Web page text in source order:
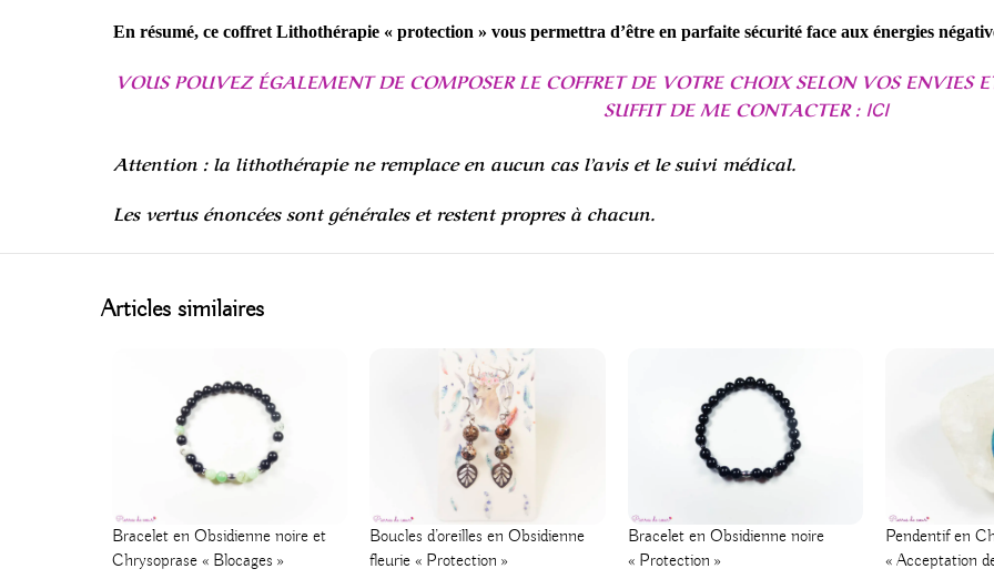
En résumé, ce coffret Lithothérapie « protection » vous permettra d’être en parfaite sécurité face aux énergies
VOUS POUVEZ ÉGALEMENT DE COMPOSER LE COFFRET DE VOTRE CHOIX SELON VOS ENVIES
SUFFIT DE ME CONTACTER : ICI
Attention : la lithothérapie ne remplace en aucun cas l’avis et le suivi médical.
Les vertus énoncées sont générales et restent propres à chacun.
Articles similaires
Bracelet en Obsidienne noire et
Chrysoprase « Blocages »
Boucles d’oreilles en Obsidienne
fleurie « Protection »
Bracelet en Obsidienne noire
« Protection »
Pendentif en
« Acceptation